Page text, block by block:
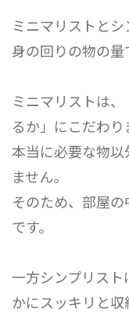
ミニマリストとシ
身の回りの物の量
ミニマリストは
るか」にこだわり
本当に必要な物
ません。
そのため、部屋
です。
一方シンプリス
かにスッキリと収